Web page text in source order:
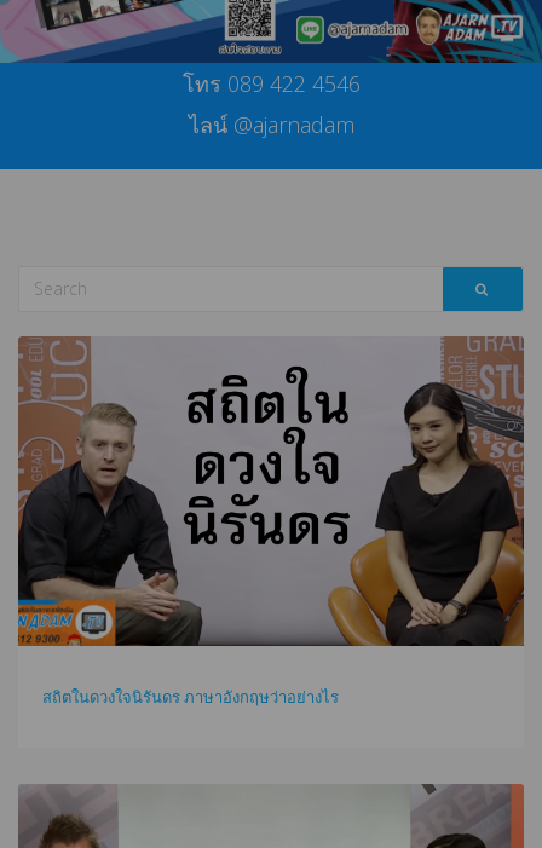
โทร 089 422 4546
ไลน์ @ajarnadam
สถิตในดวงใจนิรันดร ภาษาอังกฤษว่าอย่างไร